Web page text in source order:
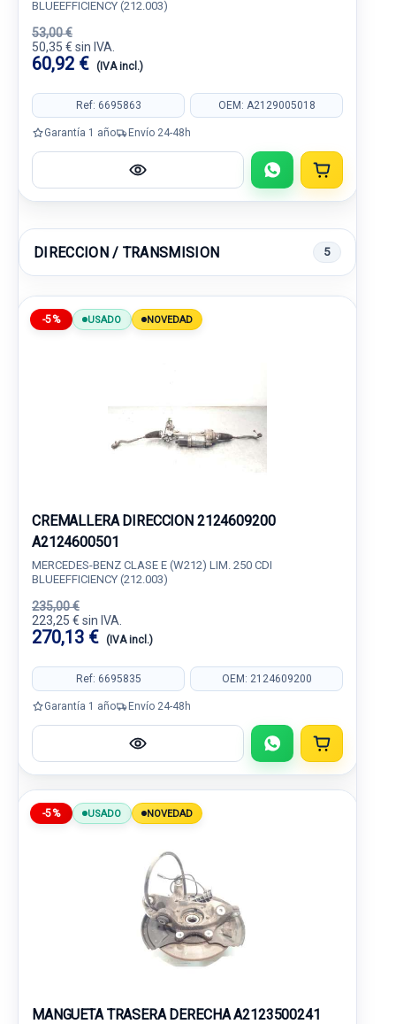
BLUEEFFICIENCY (212.003)
53,00 €
50,35 € sin IVA.
60,92 € (IVA incl.)
Ref: 6695863 OEM: A2129005018
Garantía 1 año Envío 24-48h
DIRECCION / TRANSMISION 5
-5% USADO NOVEDAD
CREMALLERA DIRECCION 2124609200
A2124600501
MERCEDES-BENZ CLASE E (W212) LIM. 250 CDI
BLUEEFFICIENCY (212.003)
235,00 €
223,25 € sin IVA.
270,13 € (IVA incl.)
Ref: 6695835 OEM: 2124609200
Garantía 1 año Envío 24-48h
-5% USADO NOVEDAD
MANGUETA TRASERA DERECHA A2123500241